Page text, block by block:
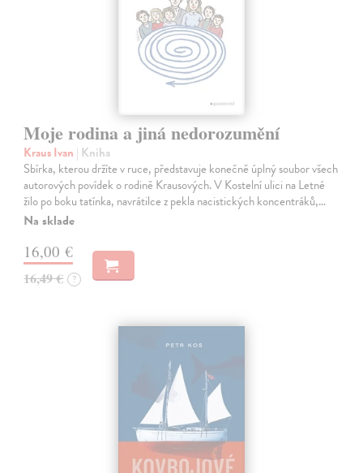
Moje rodina a jiná nedorozumění
Kraus Ivan | Kniha
Sbírka, kterou držíte v ruce, představuje konečně úplný soubor všech
autorových povídek o rodině Krausových. V Kostelní ulici na Letné
žilo po boku tatínka, navrátilce z pekla nacistických koncentráků,…
Na sklade
16,00 €
16,49 € ?